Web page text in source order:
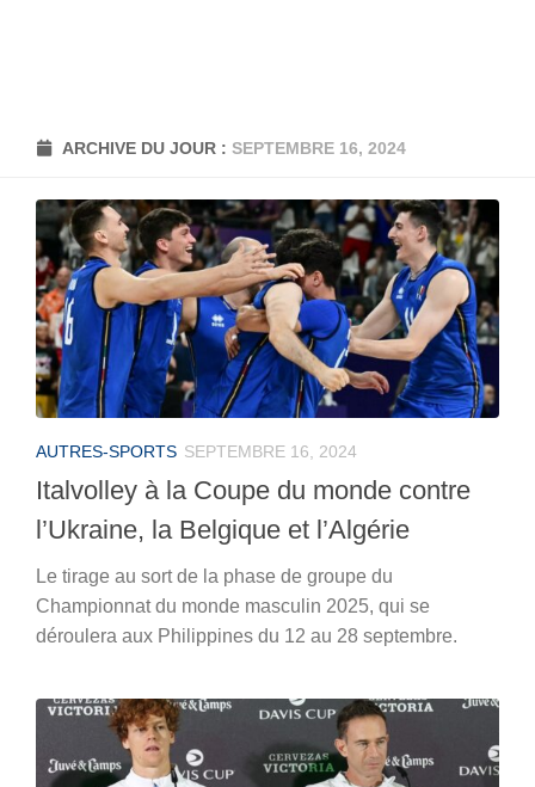
ARCHIVE DU JOUR : SEPTEMBRE 16, 2024
AUTRES-SPORTS SEPTEMBRE 16, 2024
Italvolley à la Coupe du monde contre
l’Ukraine, la Belgique et l’Algérie
Le tirage au sort de la phase de groupe du
Championnat du monde masculin 2025, qui se
déroulera aux Philippines du 12 au 28 septembre.